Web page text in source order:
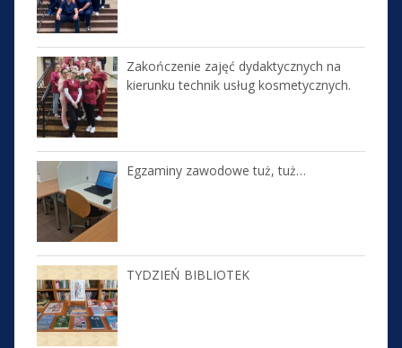
Zakończenie zajęć dydaktycznych na
kierunku technik usług kosmetycznych.
Egzaminy zawodowe tuż, tuż…
TYDZIEŃ BIBLIOTEK